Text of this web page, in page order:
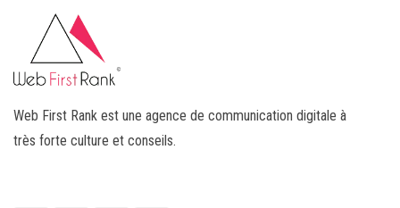
Web First Rank est une agence de communication digitale à
très forte culture et conseils.